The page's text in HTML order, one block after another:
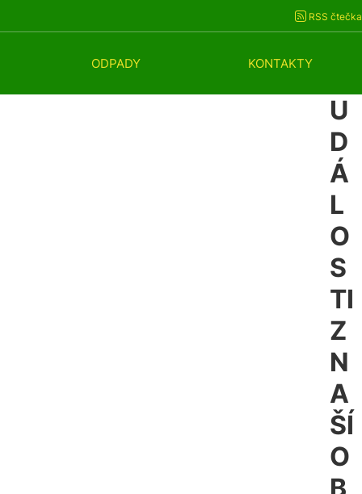
RSS čtečka
ODPADY KONTAKTY
U
D
Á
L
O
S
TI
Z
N
A
ŠÍ
O